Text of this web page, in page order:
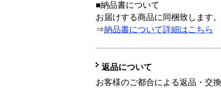
■納品書について
お届けする商品に同梱致します。
⇒納品書について詳細はこちら
返品について
お客様のご都合による返品・交